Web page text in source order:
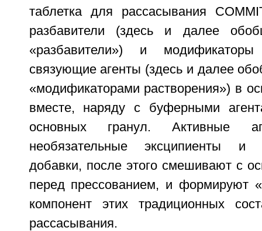
таблетка для рассасывания
разбавители (здесь и далее
«разбавители») и
связующие агенты (здесь и далее
«модификаторами растворения») в
вместе, наряду с буферными
основных гранул. Активные
необязательные эксципиенты и
добавки, после этого смешивают с
перед прессованием, и формируют
компонент этих традиционных
рассасывания.